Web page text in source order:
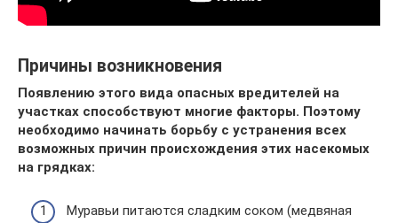
Причины возникновения
Появлению этого вида опасных вредителей на
участках способствуют многие факторы. Поэтому
необходимо начинать борьбу с устранения всех
возможных причин происхождения этих насекомых
на грядках:
Муравьи питаются сладким соком (медвяная